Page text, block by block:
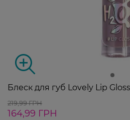
Блеск для губ Lovely Lip
219,99 ГРН
164,99 ГРН